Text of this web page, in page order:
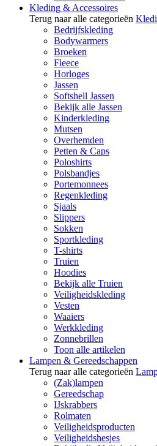
Kleding & Accessoires
Terug naar alle categorieën
Bedrijfskleding
Bodywarmers
Broeken
Fleece
Horloges
Jassen
Softshell Jassen
Bekijk alle Jassen
Kinderkleding
Mutsen
Overhemden
Petten & Caps
Poloshirts
Polsbandjes
Portemonnees
Regenkleding
Sjaals
Slippers
Sokken
Sportkleding
T-shirts
Truien
Hoodies
Bekijk alle Truien
Veiligheidskleding
Vesten
Waaiers
Werkkleding
Zonnebrillen
Toon alle artikelen
Lampen & Gereedschappen
Terug naar alle categorieën
(Zak)lampen
Gereedschap
IJskrabbers
Rolmaten
Veiligheidsproducten
Veiligheidshesjes